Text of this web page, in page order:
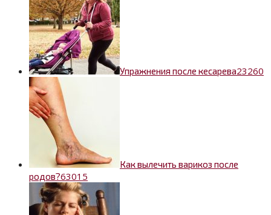
Упражнения после кесарева23260
Как вылечить варикоз после
родов?63015